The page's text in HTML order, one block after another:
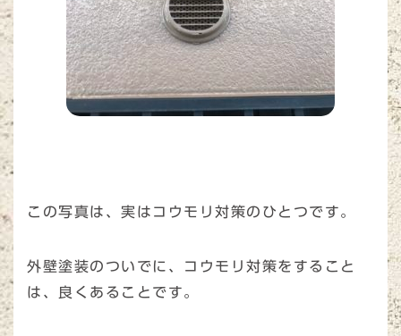
この写真は、実はコウモリ対策のひとつです。
外壁塗装のついでに、コウモリ対策をすること
は、良くあることです。